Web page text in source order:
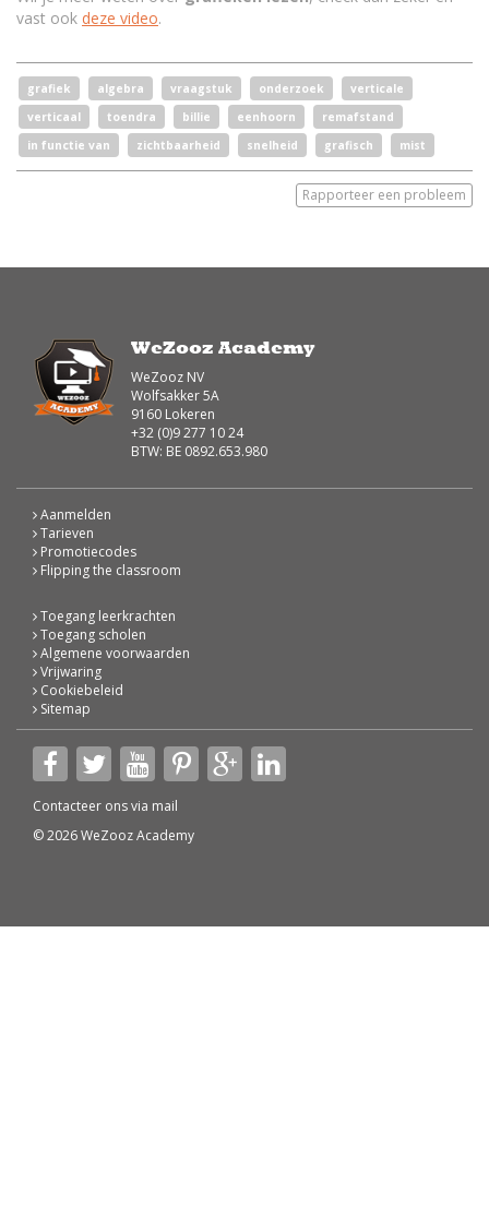
vast ook deze video.
grafiek algebra vraagstuk onderzoek
verticale
verticaal
toendra billie eenhoorn
remafstand
in functie van
zichtbaarheid snelheid grafisch mist
Rapporteer een probleem
WeZooz Academy
WeZooz NV
Wolfsakker 5A
9160 Lokeren
+32 (0)9 277 10 24
BTW: BE 0892.653.980
Aanmelden
Tarieven
Promotiecodes
Flipping the classroom
Toegang leerkrachten
Toegang scholen
Algemene voorwaarden
Vrijwaring
Cookiebeleid
Sitemap
Contacteer ons via mail
© 2026 WeZooz Academy